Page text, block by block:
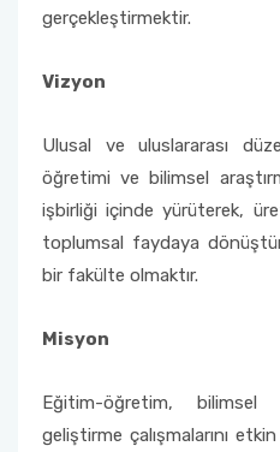
gerçekleştirmektir.
Vizyon
Ulusal ve uluslararası
öğretimi ve bilimsel
işbirliği içinde yürüterek,
toplumsal faydaya
bir fakülte olmaktır.
Misyon
Eğitim-öğretim,
geliştirme çalışmalarını